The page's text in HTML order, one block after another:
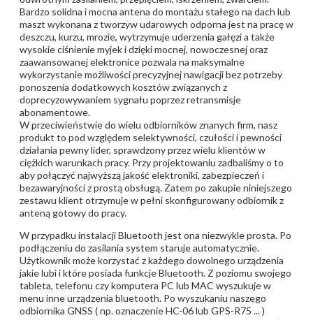
Bardzo solidna i mocna antena do montażu stałego na dach lub
maszt wykonana z tworzyw udarowych odporna jest na pracę w
deszczu, kurzu, mrozie, wytrzymuje uderzenia gałęzi a także
wysokie ciśnienie myjek i dzięki mocnej, nowoczesnej oraz
zaawansowanej elektronice pozwala na maksymalne
wykorzystanie możliwości precyzyjnej nawigacji bez potrzeby
ponoszenia dodatkowych kosztów związanych z
doprecyzowywaniem sygnału poprzez retransmisje
abonamentowe.
W przeciwieństwie do wielu odbiorników znanych firm, nasz
produkt to pod względem selektywności, czułości i pewności
działania pewny lider, sprawdzony przez wielu klientów w
ciężkich warunkach pracy. Przy projektowaniu zadbaliśmy o to
aby połączyć najwyższą jakość elektroniki, zabezpieczeń i
bezawaryjności z prostą obsługą. Zatem po zakupie niniejszego
zestawu klient otrzymuje w pełni skonfigurowany odbiornik z
anteną gotowy do pracy.
W przypadku instalacji Bluetooth jest ona niezwykle prosta. Po
podłączeniu do zasilania system staruje automatycznie.
Użytkownik może korzystać z każdego dowolnego urządzenia
jakie lubi i które posiada funkcje Bluetooth. Z poziomu swojego
tableta, telefonu czy komputera PC lub MAC wyszukuje w
menu inne urządzenia bluetooth. Po wyszukaniu naszego
odbiornika GNSS ( np. oznaczenie HC-06 lub GPS-R75 ... )